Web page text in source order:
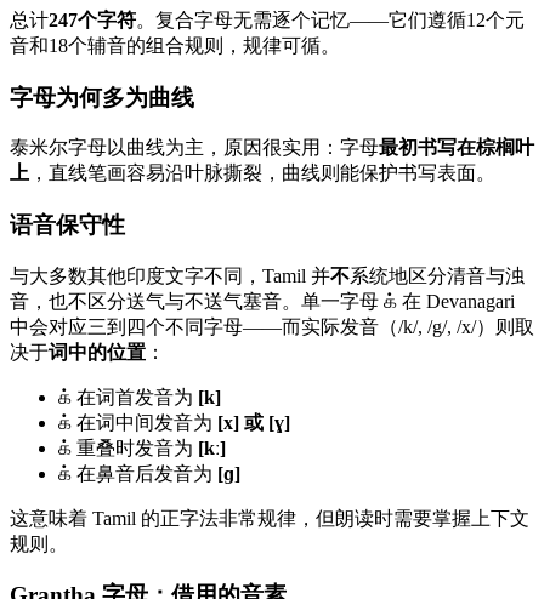
总计247个字符。复合字母无需逐个记忆——它们遵循12个元
音和18个辅音的组合规则，规律可循。
字母为何多为曲线
泰米尔字母以曲线为主，原因很实用：字母最初书写在棕榈叶
上 ，直线笔画容易沿叶脉撕裂，曲线则能保护书写表面。
语音保守性
与大多数其他印度文字不同，Tamil 并不系统地区分清音与浊
音，也不区分送气与不送气塞音。单一字母 க் 在 Devanagari
中会对应三到四个不同字母——而实际发音（/k/, /g/, /x/）则取
决于词中的位置 ：
க் 在词首发音为 [k]
க் 在词中间发音为 [x] 或 [ɣ]
க் 重叠时发音为 [kː]
க் 在鼻音后发音为 [ɡ]
这意味着 Tamil 的正字法非常规律，但朗读时需要掌握上下文
规则。